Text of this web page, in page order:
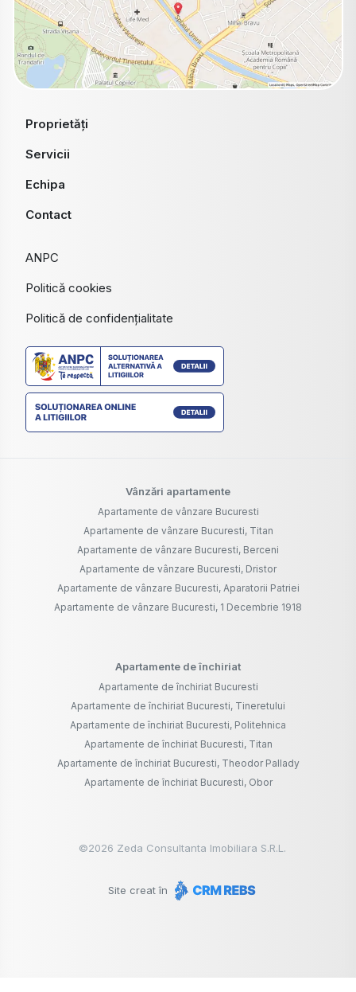
Proprietăți
Servicii
Echipa
Contact
ANPC
Politică cookies
Politică de confidențialitate
Vânzări apartamente
Apartamente de vânzare Bucuresti
Apartamente de vânzare Bucuresti, Titan
Apartamente de vânzare Bucuresti, Berceni
Apartamente de vânzare Bucuresti, Dristor
Apartamente de vânzare Bucuresti, Aparatorii Patriei
Apartamente de vânzare Bucuresti, 1 Decembrie 1918
Apartamente de închiriat
Apartamente de închiriat Bucuresti
Apartamente de închiriat Bucuresti, Tineretului
Apartamente de închiriat Bucuresti, Politehnica
Apartamente de închiriat Bucuresti, Titan
Apartamente de închiriat Bucuresti, Theodor Pallady
Apartamente de închiriat Bucuresti, Obor
©2026 Zeda Consultanta Imobiliara S.R.L.
Site creat în